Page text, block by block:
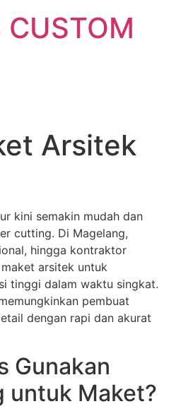
CUSTOM
Arsitek
kini semakin mudah dan
cutting. Di Magelang,
hingga kontraktor
arsitek untuk
tinggi dalam waktu singkat.
pembuat
dengan rapi dan akurat
Gunakan
untuk Maket?